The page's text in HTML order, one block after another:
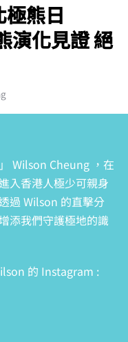
極熊日
演化見證 絕
Wilson Cheung ，在
入香港人極少可親身
過 Wilson 的直擊分
添我們守護極地的識
的 Instagram :